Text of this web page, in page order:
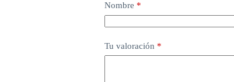
Nombre *
Tu valoración *